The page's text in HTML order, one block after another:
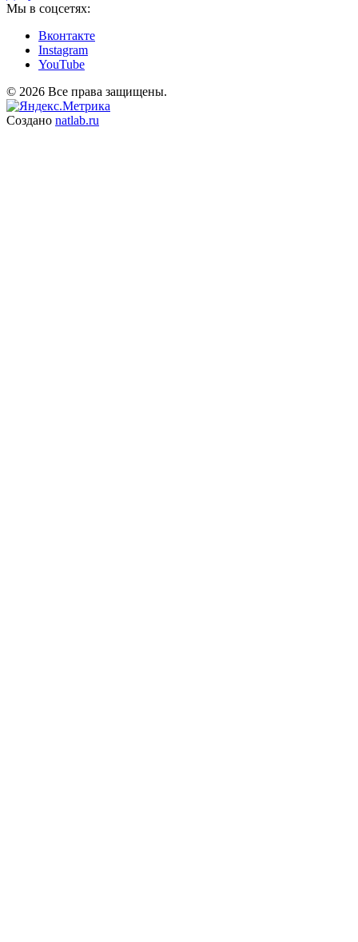
Мы в соцсетях:
Вконтакте
Instagram
YouTube
© 2026 Все права защищены.
Создано natlab.ru